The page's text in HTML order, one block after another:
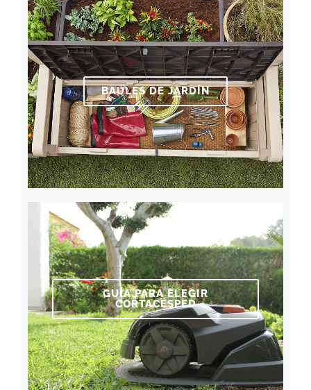
BAÚLES DE JARDÍN
GUÍA PARA ELEGIR
CORTACÉSPED